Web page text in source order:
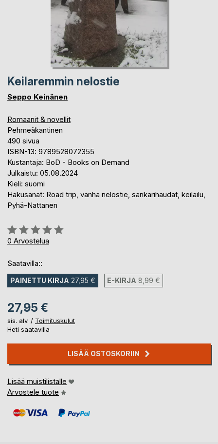
Keilaremmin nelostie
Seppo Keinänen
Romaanit & novellit
Pehmeäkantinen
490 sivua
ISBN-13: 9789528072355
Kustantaja: BoD - Books on Demand
Julkaistu: 05.08.2024
Kieli: suomi
Hakusanat: Road trip, vanha nelostie, sankarihaudat, keilailu,
Pyhä-Nattanen
Arvostelu::
0%
0 Arvostelua
Saatavilla::
PAINETTU KIRJA 27,95 € E-KIRJA 8,99 €
27,95 €
sis. alv. / Toimituskulut
Heti saatavilla
LISÄÄ OSTOSKORIIN
Lisää muistilistalle
Arvostele tuote